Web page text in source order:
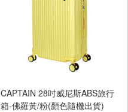
CAPTAIN 28吋威尼斯ABS旅行
箱-佛羅黃/粉(顏色隨機出貨)